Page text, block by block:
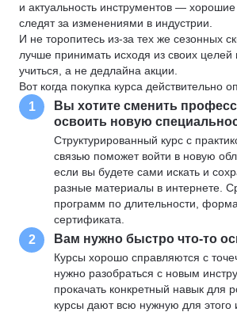
и актуальность инструментов —
следят за изменениями в индустрии.
И не торопитесь из-за тех же сезонных
лучше принимать исходя из своих целей
учиться, а не дедлайна акции.
Вот когда покупка курса действительно
1
Вы хотите сменить
освоить новую
Структурированный курс с
связью поможет войти в новую
если вы будете сами искать и
разные материалы в интернете.
программ по длительности,
сертификата.
2 Вам нужно быстро что-то
Курсы хорошо справляются с
нужно разобраться с новым
прокачать конкретный навык для
курсы дают всю нужную для